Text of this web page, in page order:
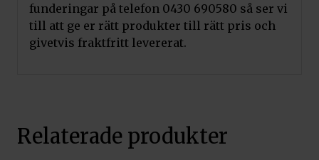
funderingar på telefon 0430 690580 så ser vi
till att ge er rätt produkter till rätt pris och
givetvis fraktfritt levererat.
Relaterade produkter